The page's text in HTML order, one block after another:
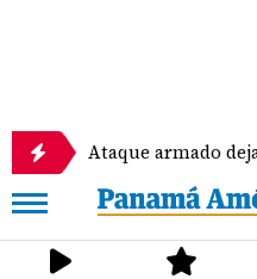
Ataque armado deja una